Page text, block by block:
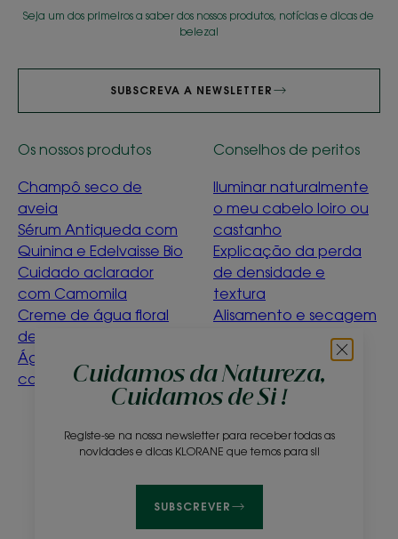
Cuidamos da Natureza,
Cuidamos de Si !
Registe-se na nossa newsletter para receber todas as
novidades e dicas KLORANE que temos para si!
SUBSCREVER
Seja um dos primeiros a saber dos nossos produtos, notícias e dicas de
beleza!
SUBSCREVA A NEWSLETTER
Os nossos produtos
Champô seco de
aveia
Sérum Antiqueda com
Quinina e Edelvaisse Bio
Cuidado aclarador
com Camomila
Creme de água floral
de ciano bio
Água de limpeza de
calêndula para bebés
Conselhos de peritos
Iluminar naturalmente
o meu cabelo loiro ou
castanho
Explicação da perda
de densidade e
textura
Alisamento e secagem
Aquatique
O que significa ser
Perguntas frequentesContacto